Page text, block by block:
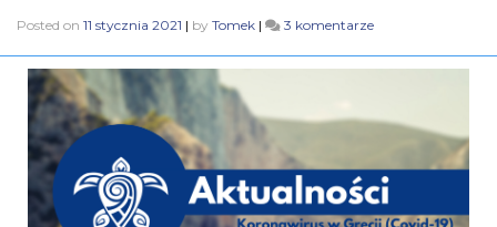
Posted on 11 stycznia 2021 | by Tomek | 3 komentarze